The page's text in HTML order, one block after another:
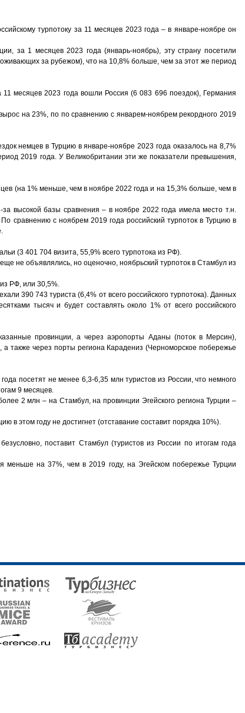
турпотоку за 11 месяцев 2023 года – в январе-ноябре он
за 1 месяцев 2023 года (январь-ноябрь), эту страну посетили
за рубежом), что на 10,8% больше, чем за этот же период
месяцев 2023 года вошли Россия (6 083 696 поездок), Германия
на 23%, по по сравнению с январем-ноябрем рекордного 2019
немцев в Турцию в январе-ноябре 2023 года оказалось на 8,7%
2019 года. У Великобритании эти же показатели превышения,
(на 1% меньше, чем в ноябре 2022 года и на 15,3% больше, чем в
за высокой базы сравнения – в ноябре 2022 года имела место т.н.
сравнению с ноябрем 2019 года российский турпоток в Турцию в
(3 401 704 визита, 55,9% всего турпотока из РФ).
не объявлялись, но оценочно, ноябрьский турпоток в Стамбул из
РФ, или 30,5%.
390 743 туриста (6,4% от всего российского турпотока). Данных
тысяч и будет составлять около 1% от всего российского
провинции, а через аэропорты Аданы (поток в Мерсин),
также через порты региона Карадениз (Черноморское побережье
посетят не менее 6,3-6,35 млн туристов из России, что немного
9 месяцев.
2 млн – на Стамбул, на провинции Эгейского региона Турции –
в этом году не достигнет (отставание составит порядка 10%).
поставит Стамбул (туристов из России по итогам года
меньше на 37%, чем в 2019 году, на Эгейском побережье Турции